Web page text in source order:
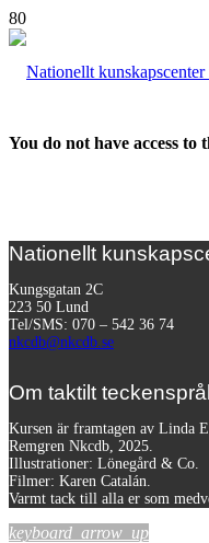
You do not have access to
Nationellt
Kungsgatan 2C
223 50 Lund
Tel/SMS: 070 – 542 36 74
nkcdb@nkcdb.se
Om taktilt
Kursen är framtagen av Linda
Remgren Nkcdb, 2025.
Illustrationer: Lönegård & Co.
Filmer: Karen Catalán.
Varmt tack till alla er som
keyboard_arrow_up